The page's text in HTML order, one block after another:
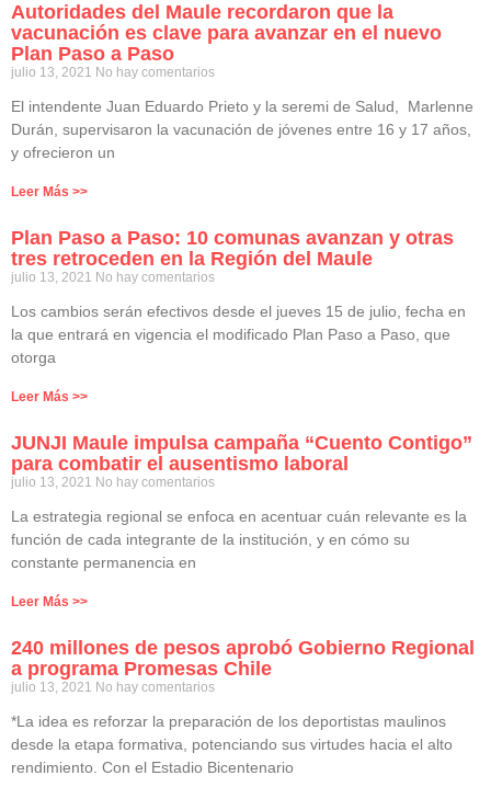
Autoridades del Maule recordaron que la
vacunación es clave para avanzar en el nuevo
Plan Paso a Paso
julio 13, 2021 No hay comentarios
El intendente Juan Eduardo Prieto y la seremi de Salud, Marlenne
Durán, supervisaron la vacunación de jóvenes entre 16 y 17 años,
y ofrecieron un
Leer Más >>
Plan Paso a Paso: 10 comunas avanzan y otras
tres retroceden en la Región del Maule
julio 13, 2021 No hay comentarios
Los cambios serán efectivos desde el jueves 15 de julio, fecha en
la que entrará en vigencia el modificado Plan Paso a Paso, que
otorga
Leer Más >>
JUNJI Maule impulsa campaña “Cuento Contigo”
para combatir el ausentismo laboral
julio 13, 2021 No hay comentarios
La estrategia regional se enfoca en acentuar cuán relevante es la
función de cada integrante de la institución, y en cómo su
constante permanencia en
Leer Más >>
240 millones de pesos aprobó Gobierno Regional
a programa Promesas Chile
julio 13, 2021 No hay comentarios
*La idea es reforzar la preparación de los deportistas maulinos
desde la etapa formativa, potenciando sus virtudes hacia el alto
rendimiento. Con el Estadio Bicentenario